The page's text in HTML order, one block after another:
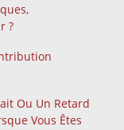
?
Ou Un Retard
Vous Êtes